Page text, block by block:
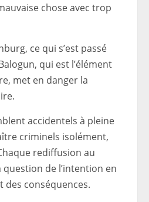
chose avec trop
ce qui s’est passé
qui est l’élément
met en danger la
accidentels à pleine
criminels isolément,
rediffusion au
de l’intention en
conséquences.